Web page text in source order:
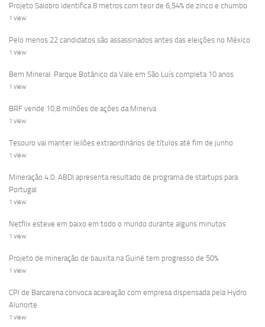
Projeto Salobro identifica 8 metros com teor de 6,54% de zinco e chumbo
1 view
Pelo menos 22 candidatos são assassinados antes das eleições no México
1 view
Bem Mineral: Parque Botânico da Vale em São Luís completa 10 anos
1 view
BRF vende 10,8 milhões de ações da Minerva
1 view
Tesouro vai manter leilões extraordinários de títulos até fim de junho
1 view
Mineração 4.0: ABDI apresenta resultado de programa de startups para
Portugal
1 view
Netflix esteve em baixo em todo o mundo durante alguns minutos
1 view
Projeto de mineração de bauxita na Guiné tem progresso de 50%
1 view
CPI de Barcarena convoca acareação com empresa dispensada pela Hydro
Alunorte
1 view